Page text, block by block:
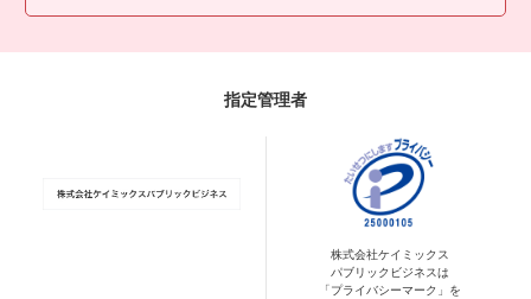
指定管理者
株式会社ケイミックス
パブリックビジネスは
「プライバシーマーク」を